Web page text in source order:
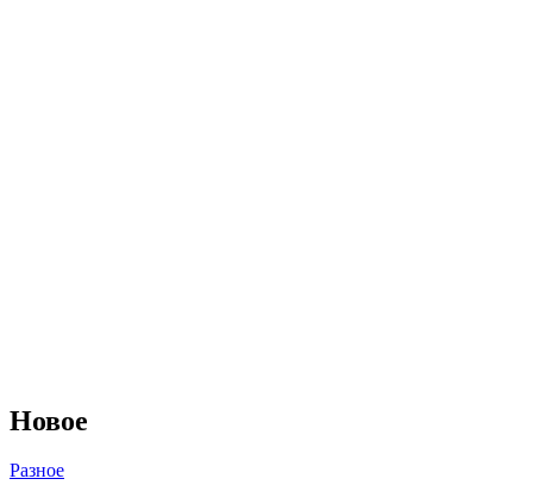
Новое
Разное